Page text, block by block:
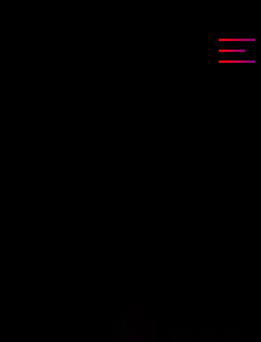
null to parameter #1 ($json)
api/kontrol/etiket.php